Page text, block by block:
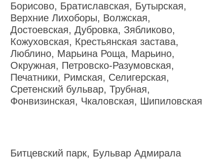
Борисово, Братиславская, Бутырская,
Верхние Лихоборы, Волжская,
Достоевская, Дубровка, Зябликово,
Кожуховская, Крестьянская застава,
Люблино, Марьина Роща, Марьино,
Окружная, Петровско-Разумовская,
Печатники, Римская, Селигерская,
Сретенский бульвар, Трубная,
Фонвизинская, Чкаловская, Шипиловская
Битцевский парк, Бульвар Адмирала